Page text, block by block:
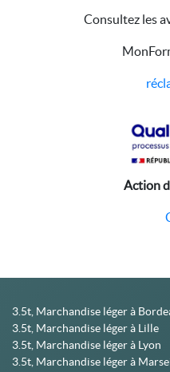
Consultez les
Action
3.5t, Marchandise léger à
3.5t, Marchandise léger à Lille
3.5t, Marchandise léger à Lyon
3.5t, Marchandise léger à